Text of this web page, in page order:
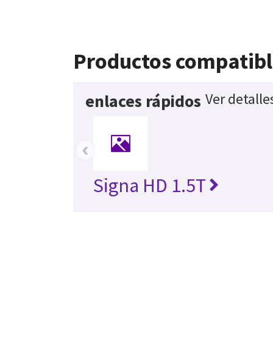
Productos
enlaces rápidos Ver
Signa HD 1.5T
‹